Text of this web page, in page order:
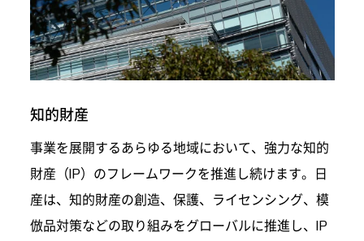
知的財産
事業を展開するあらゆる地域において、強力な知的
財産（IP）のフレームワークを推進し続けます。日
産は、知的財産の創造、保護、ライセンシング、模
倣品対策などの取り組みをグローバルに推進し、IP